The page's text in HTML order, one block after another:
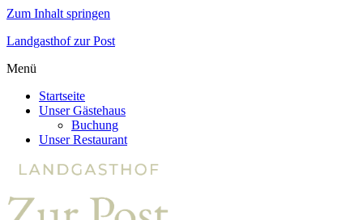
Zum Inhalt springen
Landgasthof zur Post
Menü
Startseite
Unser Gästehaus
Buchung
Unser Restaurant